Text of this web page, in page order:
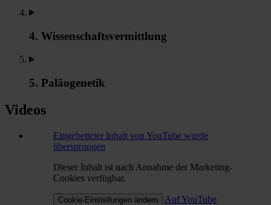
4. Wissenschaftsvermittlung
5. Paläogenetik
Videos
Eingebetteter Inhalt von YouTube wurde
übersprungen
Dieser Inhalt ist nach Annahme der Marketing-
Cookies verfügbar.
Cookie-Einstellungen ändern
Auf YouTube